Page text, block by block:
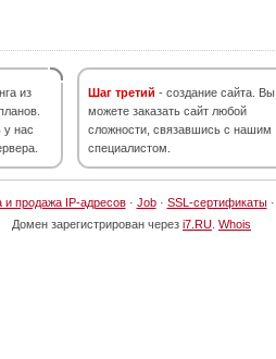
из
у нас
Шаг третий - создание сайта. Вы
можете заказать сайт любой
сложности, связавшись с нашим
специалистом.
и продажа IP-адресов· Job· SSL-сертификаты·
Домен зарегистрирован через i7.RU Whois